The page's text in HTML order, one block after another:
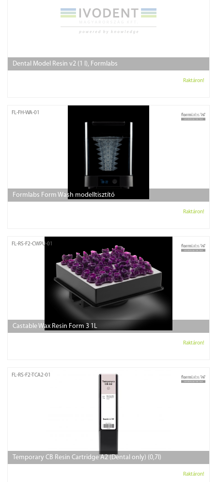
Dental Model Resin v2 (1 l), Formlabs
Raktáron!
FL-FH-WA-01
Formlabs Form Wash modelltisztító
Raktáron!
FL-RS-F2-CWPU-01
Castable Wax Resin Form 3 1L
Raktáron!
FL-RS-F2-TCA2-01
Temporary CB Resin Cartridge A2 (Dental only) (0,7l)
Raktáron!